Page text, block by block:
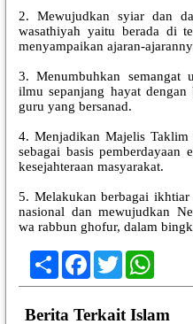
2. Mewujudkan syiar dan
wasathiyah yaitu berada di
menyampaikan ajaran-
3. Menumbuhkan semangat
ilmu sepanjang hayat
guru yang bersanad.
4. Menjadikan Majelis Taklim
sebagai basis pemberdayaan
kesejahteraan masyarakat.
5. Melakukan berbagai
nasional dan mewujudkan
wa rabbun ghofur, dalam
ShareFacebook
Twitter
Berita Terkait Islam